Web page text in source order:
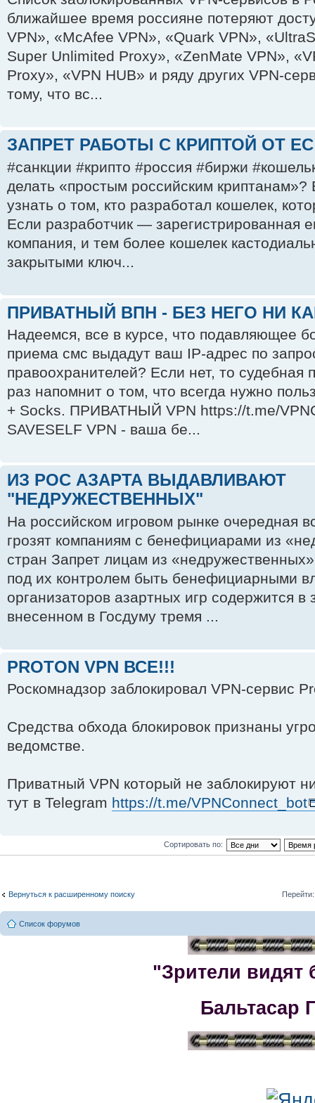
ближайшее время россияне потеряют
VPN», «McAfee VPN», «Quark VPN»,
Super Unlimited Proxy», «ZenMate VPN»,
Proxy», «VPN HUB» и ряду других VPN-
тому, что вс...
ЗАПРЕТ РАБОТЫ С КРИПТОЙ ОТ ЕС
#санкции #крипто #россия #биржи
делать «простым российским
узнать о том, кто разработал кошелек,
Если разработчик — зарегистрированная
компания, и тем более кошелек
закрытыми ключ...
ПРИВАТНЫЙ ВПН - БЕЗ НЕГО НИ
Надеемся, все в курсе, что подавляющее
приема смс выдадут ваш IP-адрес по
правоохранителей? Если нет, то судебная
раз напомнит о том, что всегда нужно
+ Socks. ПРИВАТНЫЙ VPN https://t.me/
SAVESELF VPN - ваша бе...
ИЗ РОС АЗАРТА ВЫДАВЛИВАЮТ
"НЕДРУЖЕСТВЕННЫХ"
На российском игровом рынке очередная
грозят компаниям с бенефициарами из
стран Запрет лицам из
под их контролем быть бенефициарными
организаторов азартных игр содержится в
внесенном в Госдуму тремя ...
PROTON VPN ВСЕ!!!
Роскомнадзор заблокировал VPN-сервис
Средства обхода блокировок признаны
ведомстве.
Приватный VPN который не заблокируют
тут в Telegram https://t.me/VPNConnect_bot
Сортировать по:
Вернуться к расширенному поиску Перейти:
Список форумов
"Зрители видят
Бальтасар